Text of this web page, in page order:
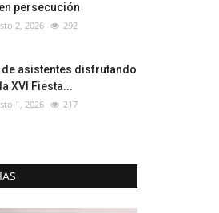
persecución
2, 2026 292
de asistentes disfrutando
XVI Fiesta...
1, 2026 217